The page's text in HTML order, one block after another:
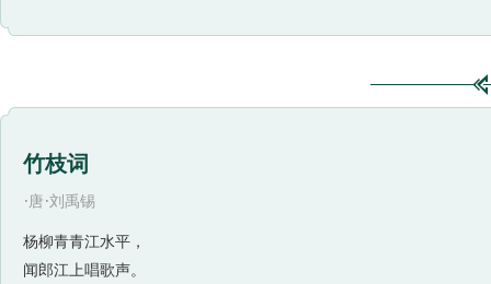
竹枝词
·唐·刘禹锡
杨柳青青江水平，
闻郎江上唱歌声。